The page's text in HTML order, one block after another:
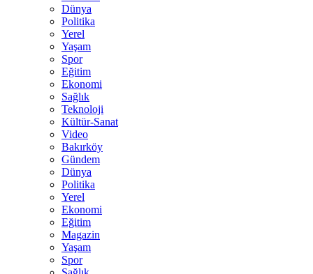
Dünya
Politika
Yerel
Yaşam
Spor
Eğitim
Ekonomi
Sağlık
Teknoloji
Kültür-Sanat
Video
Bakırköy
Gündem
Dünya
Politika
Yerel
Ekonomi
Eğitim
Magazin
Yaşam
Spor